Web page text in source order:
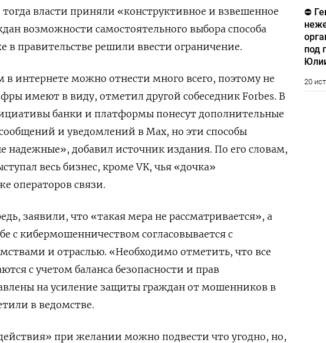
власти приняли «конструктивное и взвешенное
возможности самостоятельного выбора способа
в правительстве решили ввести ограничение.
интернете можно отнести много всего, поэтому не
имеют в виду, отметил другой собеседник Forbes. В
банки и платформы понесут дополнительные
и уведомлений в Мах, но эти способы
надежные», добавил источник издания. По его словам,
весь бизнес, кроме VK, чья «дочка»
операторов связи.
заявили, что «такая мера не рассматривается», а
с кибермошенничеством согласовывается с
и отраслью. «Необходимо отметить, что все
с учетом баланса безопасности и прав
на усиление защиты граждан от мошенников в
в ведомстве.
при желании можно подвести что угодно, но,